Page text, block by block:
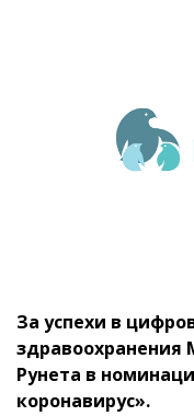
За успехи в
здравоохранения
Рунета в
коронавирус».